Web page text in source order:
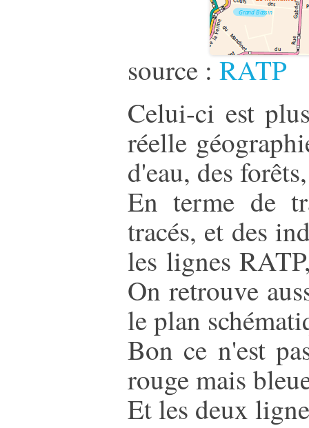
source : RATP
Celui-ci est
réelle
d'eau, des
En terme de
tracés, et des
les lignes
On retrouve
le plan
Bon ce n'est
rouge mais
Et les deux